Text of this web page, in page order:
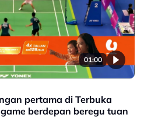
01:00
pertama di Terbuka
berdepan beregu tuan